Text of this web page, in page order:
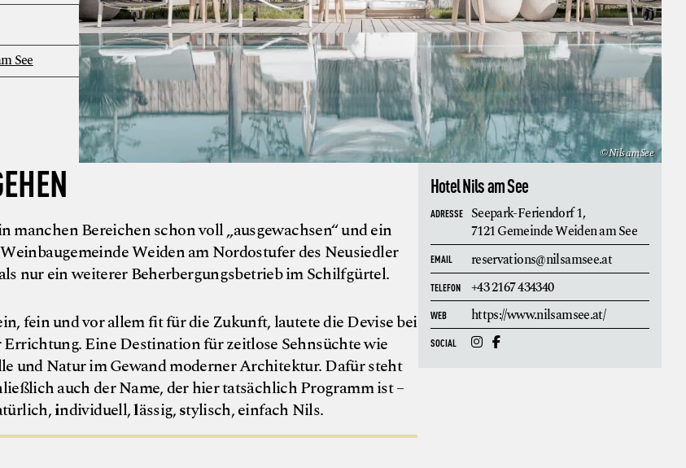
See
© Nils am See
manchen Bereichen schon voll „ausgewachsen“ und ein
Weiden am Nordostufer des Neusiedler
nur ein weiterer Beherbergungsbetrieb im Schilfgürtel.
fein und vor allem fit für die Zukunft, lautete die Devise bei
Errichtung. Eine Destination für zeitlose Sehnsüchte wie
und Natur im Gewand moderner Architektur. Dafür steht
auch der Name, der hier tatsächlich Programm ist –
individuell,lässig,stylisch, einfach Nils.
Hotel Nils am See
ADRESSE
Seepark-Feriendorf 1,
7121 Gemeinde Weiden am See
EMAIL reservations@nilsamsee.at
TELEFON +43 2167 434340
WEB https://www.nilsamsee.at/
SOCIAL